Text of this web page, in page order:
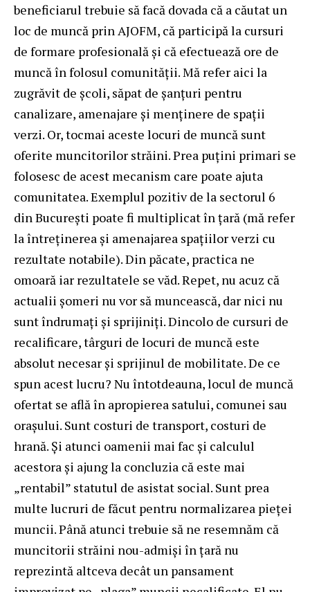
beneficiarul trebuie să facă dovada că a căutat un
loc de muncă prin AJOFM, că participă la cursuri
de formare profesională și că efectuează ore de
muncă în folosul comunității. Mă refer aici la
zugrăvit de școli, săpat de șanțuri pentru
canalizare, amenajare și menținere de spații
verzi. Or, tocmai aceste locuri de muncă sunt
oferite muncitorilor străini. Prea puțini primari se
folosesc de acest mecanism care poate ajuta
comunitatea. Exemplul pozitiv de la sectorul 6
din București poate fi multiplicat în țară (mă refer
la întreținerea și amenajarea spațiilor verzi cu
rezultate notabile). Din păcate, practica ne
omoară iar rezultatele se văd. Repet, nu acuz că
actualii șomeri nu vor să muncească, dar nici nu
sunt îndrumați și sprijiniți. Dincolo de cursuri de
recalificare, târguri de locuri de muncă este
absolut necesar și sprijinul de mobilitate. De ce
spun acest lucru? Nu întotdeauna, locul de muncă
ofertat se află în apropierea satului, comunei sau
orașului. Sunt costuri de transport, costuri de
hrană. Și atunci oamenii mai fac și calculul
acestora și ajung la concluzia că este mai
„rentabil” statutul de asistat social. Sunt prea
multe lucruri de făcut pentru normalizarea pieței
muncii. Până atunci trebuie să ne resemnăm că
muncitorii străini nou-admiși în țară nu
reprezintă altceva decât un pansament